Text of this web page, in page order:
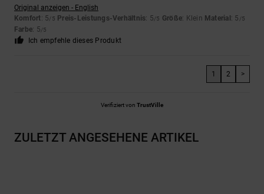
Original anzeigen - English
Komfort: 5/5 Preis-Leistungs-Verhältnis: 5/5 Größe: Klein Material : 5 /5
Farbe: 5/5
Ich empfehle dieses Produkt
1 2 >
Verifiziert von TrustVille
ZULETZT ANGESEHENE ARTIKEL